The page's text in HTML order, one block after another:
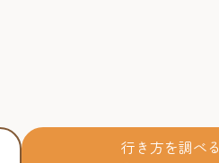
行き方を調べる